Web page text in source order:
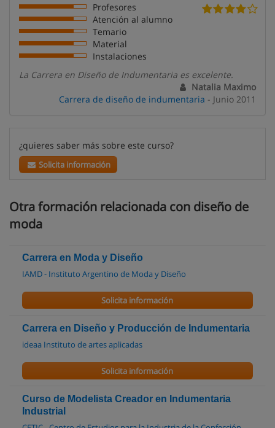
Profesores
Atención al alumno
Temario
Material
Instalaciones
La Carrera en Diseño de Indumentaria es excelente.
Natalia Maximo
Carrera de diseño de indumentaria - Junio 2011
¿quieres saber más sobre este curso?
Solicita información
Otra formación relacionada con diseño de
moda
Carrera en Moda y Diseño
IAMD - Instituto Argentino de Moda y Diseño
Solicita información
Carrera en Diseño y Producción de Indumentaria
ideaa Instituto de artes aplicadas
Solicita información
Curso de Modelista Creador en Indumentaria
Industrial